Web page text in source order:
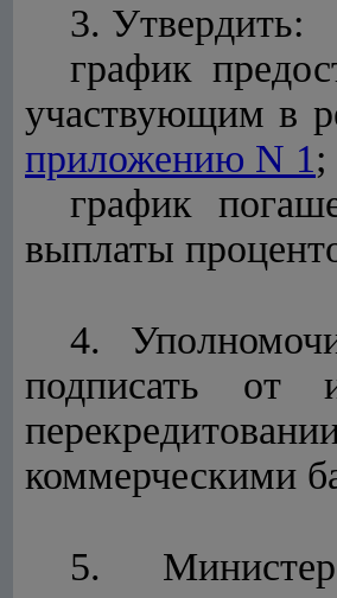
3. Утвердить:
график
участвующим в
приложению N 1;
график
выплаты
4.
подписать от
коммерческими
5.